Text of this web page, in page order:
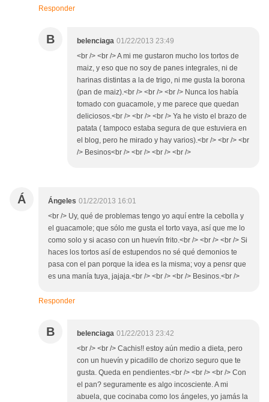
Responder
B belenciaga 01/22/2013 23:49
<br /> <br /> A mi me gustaron mucho los tortos de
maiz, y eso que no soy de panes integrales, ni de
harinas distintas a la de trigo, ni me gusta la borona
(pan de maiz).<br /> <br /> <br /> Nunca los había
tomado con guacamole, y me parece que quedan
deliciosos.<br /> <br /> <br /> Ya he visto el brazo de
patata ( tampoco estaba segura de que estuviera en
el blog, pero he mirado y hay varios).<br /> <br /> <br
/> Besinos<br /> <br /> <br /> <br />
Á Ángeles 01/22/2013 16:01
<br /> Uy, qué de problemas tengo yo aquí entre la cebolla y
el guacamole; que sólo me gusta el torto vaya, así que me lo
como solo y si acaso con un huevín frito.<br /> <br /> <br /> Si
haces los tortos así de estupendos no sé qué demonios te
pasa con el pan porque la idea es la misma; voy a pensr que
es una manía tuya, jajaja.<br /> <br /> <br /> Besinos.<br />
Responder
B belenciaga 01/22/2013 23:42
<br /> <br /> Cachis!! estoy aún medio a dieta, pero
con un huevín y picadillo de chorizo seguro que te
gusta. Queda en pendientes.<br /> <br /> <br /> Con
el pan? seguramente es algo incosciente. A mi
abuela, que cocinaba como los ángeles, yo jamás la